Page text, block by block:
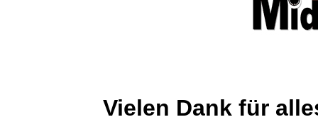
Vielen Dank für